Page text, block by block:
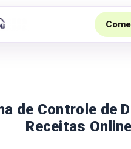
de Controle de
Receitas Online